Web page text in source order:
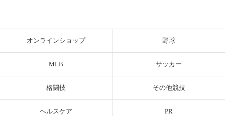
オンラインショップ 野球
MLB サッカー
格闘技 その他競技
ヘルスケア PR